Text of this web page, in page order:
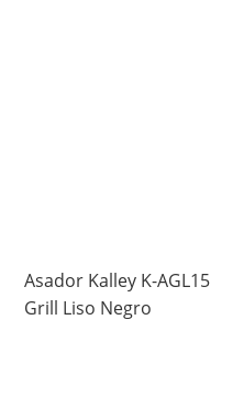
Asador Kalley K-AGL15
Grill Liso Negro